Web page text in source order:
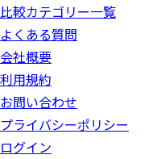
比較カテゴリー一覧
よくある質問
会社概要
利用規約
お問い合わせ
プライバシーポリシー
ログイン